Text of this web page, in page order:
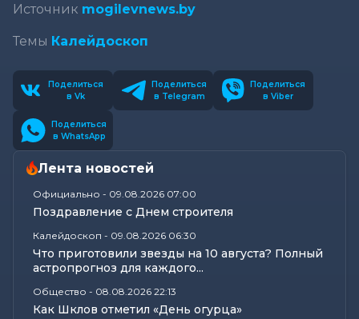
Источник mogilevnews.by
Темы Калейдоскоп
Поделиться
в Vk
Поделиться
в Telegram
Поделиться
в Viber
Поделиться
в WhatsApp
Лента новостей
Официально - 09.08.2026 07:00
Поздравление с Днем строителя
Калейдоскоп - 09.08.2026 06:30
Что приготовили звезды на 10 августа? Полный
астропрогноз для каждого...
Общество - 08.08.2026 22:13
Как Шклов отметил «День огурца»